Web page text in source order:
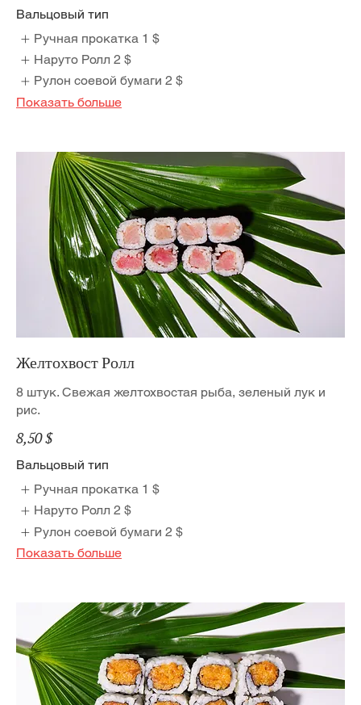
Вальцовый тип
Ручная прокатка 1 $
Наруто Ролл 2 $
Рулон соевой бумаги 2 $
Показать больше
Желтохвост Ролл
8 штук. Свежая желтохвостая рыба, зеленый лук и
рис.
8,50 $
Вальцовый тип
Ручная прокатка 1 $
Наруто Ролл 2 $
Рулон соевой бумаги 2 $
Показать больше